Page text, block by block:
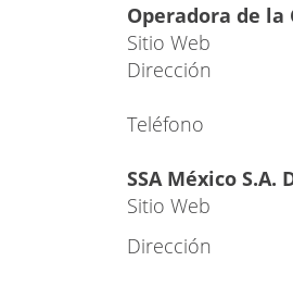
Operadora de la
Sitio Web
Dirección
Teléfono
SSA México S.A.
Sitio Web
Dirección